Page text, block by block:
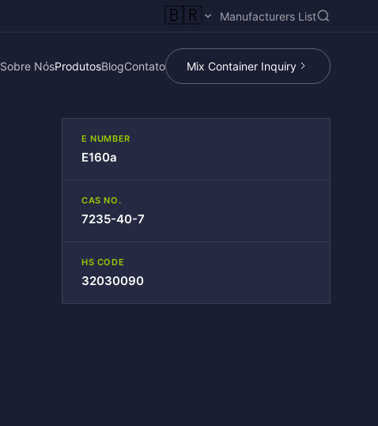
🇧🇷 Manufacturers List
Sobre NósProdutosBlogContato Mix Container Inquiry
E NUMBER
E160a
CAS NO.
7235-40-7
HS CODE
32030090